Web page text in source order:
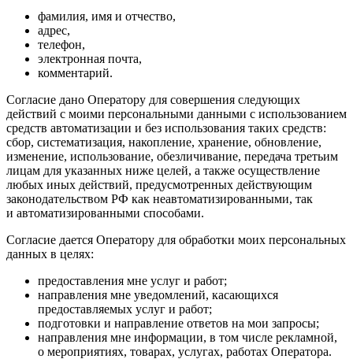
фамилия, имя и отчество,
адрес,
телефон,
электронная почта,
комментарий.
Согласие дано Оператору для совершения следующих
действий с моими персональными данными с использованием
средств автоматизации и без использования таких средств:
сбор, систематизация, накопление, хранение, обновление,
изменение, использование, обезличивание, передача третьим
лицам для указанных ниже целей, а также осуществление
любых иных действий, предусмотренных действующим
законодательством РФ как неавтоматизированными, так
и автоматизированными способами.
Согласие дается Оператору для обработки моих персональных
данных в целях:
предоставления мне услуг и работ;
направления мне уведомлений, касающихся
предоставляемых услуг и работ;
подготовки и направление ответов на мои запросы;
направления мне информации, в том числе рекламной,
о мероприятиях, товарах, услугах, работах Оператора.